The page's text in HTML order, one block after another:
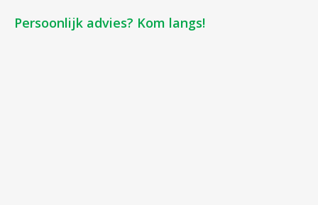
Persoonlijk advies? Kom langs!